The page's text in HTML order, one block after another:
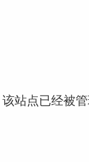
站点已经被